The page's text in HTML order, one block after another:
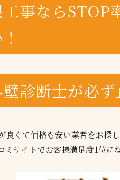
事なら
診断士が必ず
良くて価格も安い業者をお探
ミサイトでお客様満足度1位に